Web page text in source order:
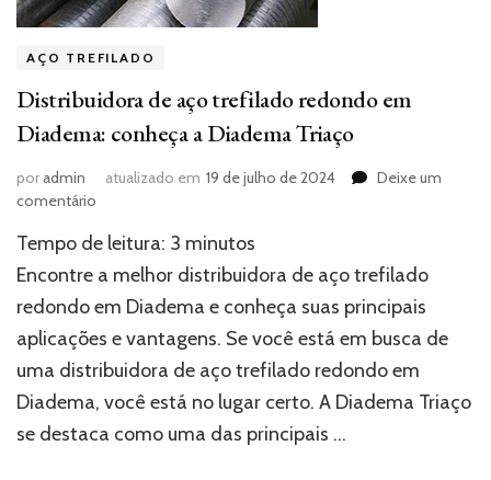
AÇO TREFILADO
Distribuidora de aço trefilado redondo em
Diadema: conheça a Diadema Triaço
poradmin atualizado em 19 de julho de 2024
Deixe um
comentário
de
aço
redondo
em
Diadema:
conheça
a
Diadema
Tempo de leitura: 3 minutos
Encontre a melhor distribuidora de aço trefilado
redondo em Diadema e conheça suas principais
aplicações e vantagens. Se você está em busca de
uma distribuidora de aço trefilado redondo em
Diadema, você está no lugar certo. A Diadema Triaço
se destaca como uma das principais …